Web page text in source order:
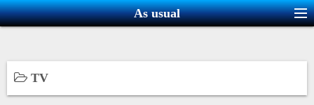
コ
ン
ン
へ
As usual
TV